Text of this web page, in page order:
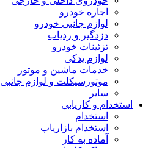
اجاره خودرو
لوازم جانبی خودرو
دزدگیر و ردیاب
تزئینات خودرو
لوازم یدکی
خدمات ماشین و موتور
موتورسیکلت و لوازم جانبی
سایر
استخدام و کاریابی
استخدام
استخدام بازاریاب
آماده به کار